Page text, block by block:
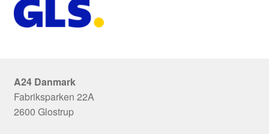
A24 Danmark
Fabriksparken 22A
2600 Glostrup